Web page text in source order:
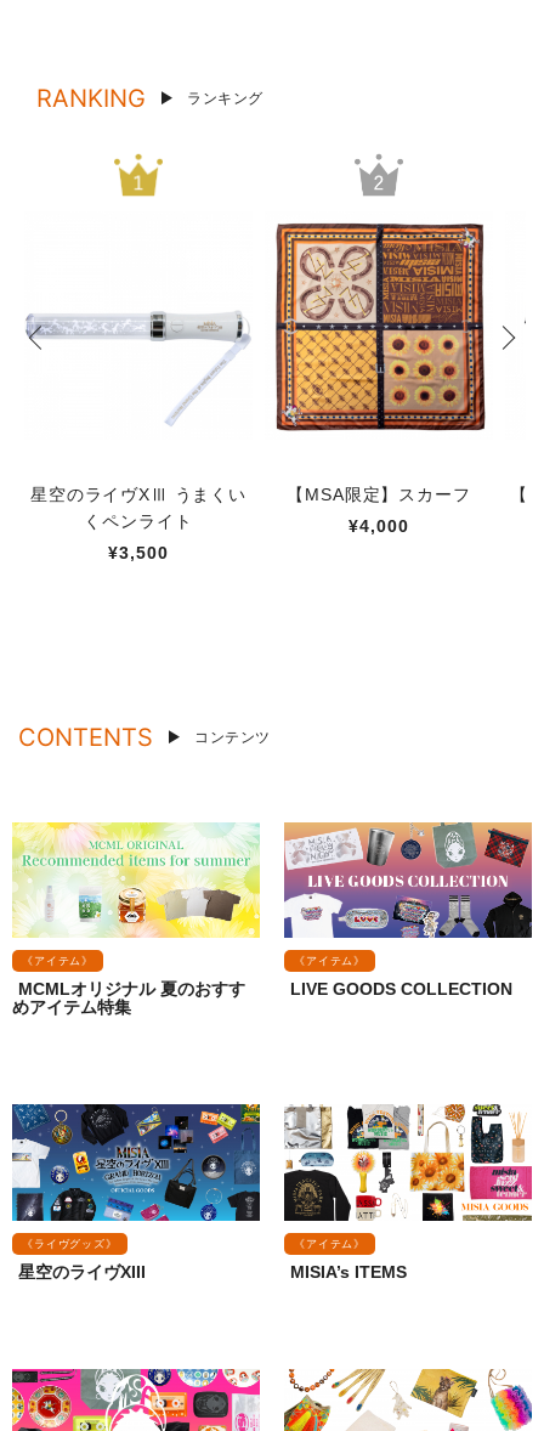
RANKING ランキング
星空のライヴXⅢ うまくい
くペンライト
¥3,500
【MSA限定】スカーフ
¥4,000
【
CONTENTS コンテンツ
《アイテム》
MCMLオリジナル 夏のおすす
めアイテム特集
《アイテム》
LIVE GOODS COLLECTION
《ライヴグッズ》
星空のライヴXIII
《アイテム》
MISIA’s ITEMS